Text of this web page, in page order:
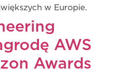
w Europie.
AWS
Awards